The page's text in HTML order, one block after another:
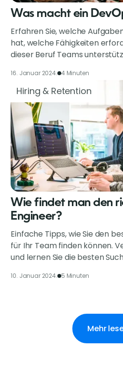
Was macht ein
Erfahren Sie, welche
hat, welche Fähigkeiten
dieser Beruf Teams
16. Januar 2024. 4 Minuten
Hiring & Retention
Wie findet man den
Engineer?
Einfache Tipps, wie Sie den
für Ihr Team finden können.
und lernen Sie die besten
10. Januar 2024. 5 Minuten
Mehr